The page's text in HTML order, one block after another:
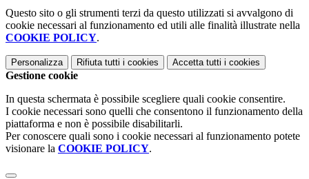
Questo sito o gli strumenti terzi da questo utilizzati si avvalgono di
cookie necessari al funzionamento ed utili alle finalità illustrate nella
COOKIE POLICY.
Personalizza Rifiuta tutti i cookies Accetta tutti i cookies
Gestione cookie
In questa schermata è possibile scegliere quali cookie consentire.
I cookie necessari sono quelli che consentono il funzionamento della
piattaforma e non è possibile disabilitarli.
Per conoscere quali sono i cookie necessari al funzionamento potete
visionare la COOKIE POLICY.